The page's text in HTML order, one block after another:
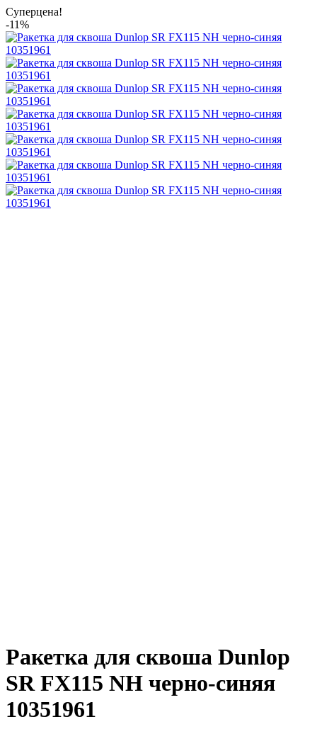
Суперцена!
-11%
Ракетка для сквоша Dunlop
SR FX115 NH черно-синяя
10351961